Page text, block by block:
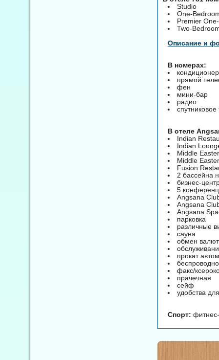
Studio
One-
Premier
Two-
Описание и
В номерах:
кондиционер
прямой
фен
мини-бар
радио
B отеле
Indian
Indian
Middle
Middle
Fusion
2 бассейна
бизнес-
5
Angsana
Angsana
Angsana
парковка
различные
сауна
обмен
прокат
факс/
прачечная
сейф
удобства
Спорт: